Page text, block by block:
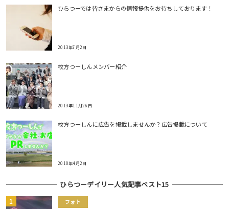
ひらつーでは皆さまからの情報提供をお待ちしております！
2013年7月2日
枚方つーしんメンバー紹介
2013年11月26日
枚方つーしんに広告を掲載しませんか？広告掲載について
2010年4月2日
ひらつーデイリー人気記事ベスト15
フォト